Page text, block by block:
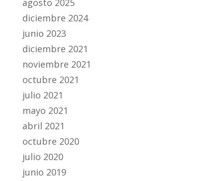
agosto 2025
diciembre 2024
junio 2023
diciembre 2021
noviembre 2021
octubre 2021
julio 2021
mayo 2021
abril 2021
octubre 2020
julio 2020
junio 2019